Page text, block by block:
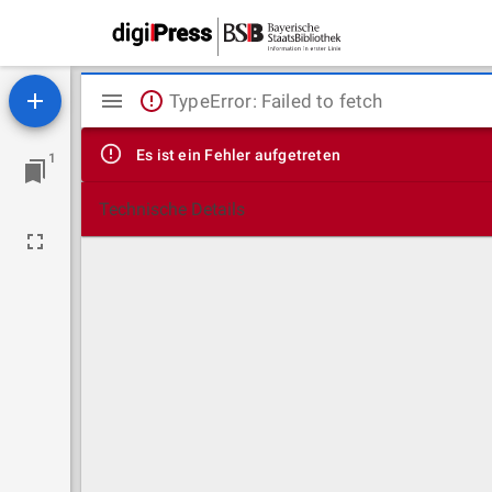
1
Mirador
Viewer
TypeError: Failed to fetch
Es ist ein Fehler aufgetreten
Technische Details